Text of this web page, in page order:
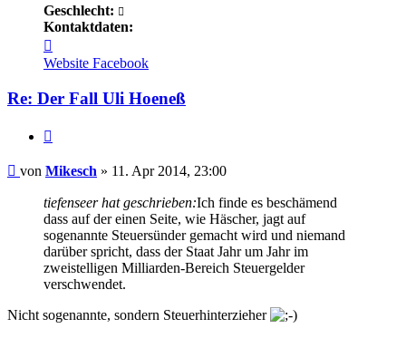
Geschlecht:
Kontaktdaten:
von
Mikesch
Website Facebook
Re: Der Fall Uli Hoeneß
Beitrag
von Mikesch » 11. Apr 2014, 23:00
tiefenseer hat geschrieben:Ich finde es beschämend
dass auf der einen Seite, wie Häscher, jagt auf
sogenannte Steuersünder gemacht wird und niemand
darüber spricht, dass der Staat Jahr um Jahr im
zweistelligen Milliarden-Bereich Steuergelder
verschwendet.
Nicht sogenannte, sondern Steuerhinterzieher